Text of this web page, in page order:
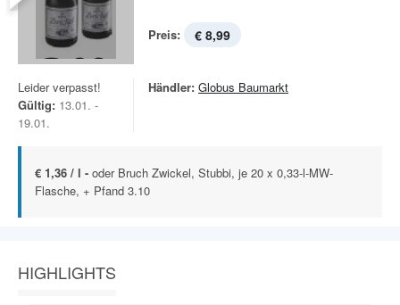
Preis: € 8,99
Leider verpasst!
Gültig: 13.01. -
19.01.
Händler: Globus Baumarkt
€ 1,36 / l - oder Bruch Zwickel, Stubbi, je 20 x 0,33-l-MW-
Flasche, + Pfand 3.10
HIGHLIGHTS